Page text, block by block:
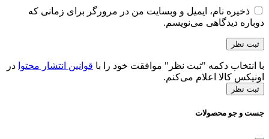
با اونیکس کالا
فرصت های شغلی
تماس با اونیکس کالا
درباره اونیکس کالا
خدمات مشتریان
پاسخ به پرسش های متداول
رویه های بازگرداندن کالا
شرایط گارانتی